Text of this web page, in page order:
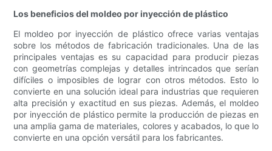
Los beneficios del moldeo por inyección de plástico
El moldeo por inyección de plástico ofrece varias ventajas
sobre los métodos de fabricación tradicionales. Una de las
principales ventajas es su capacidad para producir piezas
con geometrías complejas y detalles intrincados que serían
difíciles o imposibles de lograr con otros métodos. Esto lo
convierte en una solución ideal para industrias que requieren
alta precisión y exactitud en sus piezas. Además, el moldeo
por inyección de plástico permite la producción de piezas en
una amplia gama de materiales, colores y acabados, lo que lo
convierte en una opción versátil para los fabricantes.